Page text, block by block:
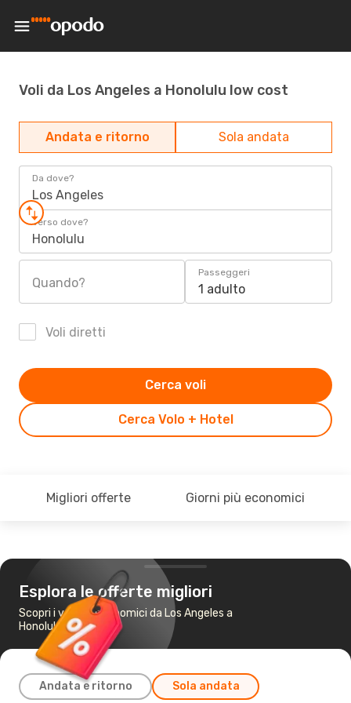
Voli da Los Angeles a Honolulu low cost
Andata e ritorno Sola andata
Da dove?
Los Angeles
Verso dove?
Honolulu
Quando?
Passeggeri
1 adulto
Voli diretti
Cerca Volo + Hotel
Cerca voli
Migliori offerte Giorni più economici
Esplora le offerte migliori
Scopri i voli più economici da Los Angeles a
Honolulu
Andata e ritorno Sola andata